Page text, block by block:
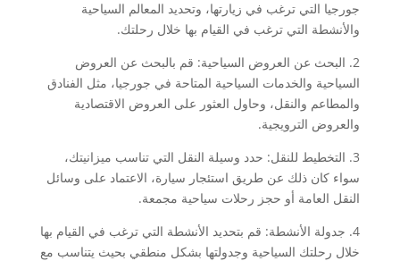
جورجيا التي ترغب في زيارتها، وتحديد المعالم السياحية
والأنشطة التي ترغب في القيام بها خلال رحلتك.
2. البحث عن العروض السياحية: قم بالبحث عن العروض
السياحية والخدمات السياحية المتاحة في جورجيا، مثل الفنادق
والمطاعم والنقل، وحاول العثور على العروض الاقتصادية
والعروض الترويجية.
3. التخطيط للنقل: حدد وسيلة النقل التي تناسب ميزانيتك،
سواء كان ذلك عن طريق استئجار سيارة، الاعتماد على وسائل
النقل العامة أو حجز رحلات سياحية مجمعة.
4. جدولة الأنشطة: قم بتحديد الأنشطة التي ترغب في القيام بها
خلال رحلتك السياحية وجدولتها بشكل منطقي بحيث يتناسب مع